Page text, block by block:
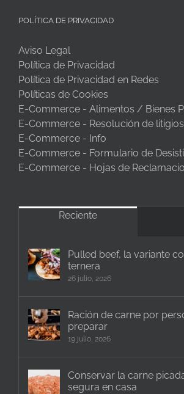
POLÍTICA DE PRIVACIDAD
Aviso Legal
Política de Privacidad
Política de Privacidad en Redes
Políticas de Cookies
E-Commerce - Alimentos / Bienes
E-Commerce - Resolución de
E-Commerce - Info
E-Commerce - Formulario de
E-Commerce - Hojas de
Reciente
Pulled beef, la variante
ternera
26 julio, 2026
Ración de carne por
preparar
19 julio, 2026
Conservar la carne
segura en casa